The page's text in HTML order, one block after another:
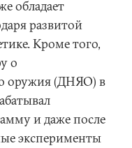
обладает
развитой
Кроме того,
о
оружия (ДНЯО) в
и даже после
эксперименты